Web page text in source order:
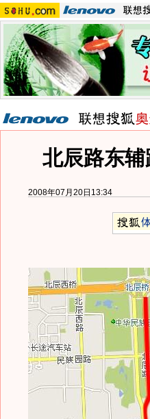
北辰路东
2008年07月20日13:34